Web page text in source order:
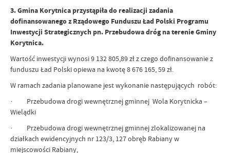
3. Gmina Korytnica przystąpiła do realizacji zadania
dofinansowanego z Rządowego Funduszu Ład Polski Programu
Inwestycji Strategicznych pn. Przebudowa dróg na terenie Gminy
Korytnica.
Wartość inwestycji wynosi 9 132 805,89 zł z czego dofinansowanie z
funduszu Ład Polski opiewa na kwotę 8 676 165, 59 zł.
W ramach zadania planowane jest wykonanie następujących robót:
· Przebudowa drogi wewnętrznej gminnej Wola Korytnicka –
Wielądki
· Przebudowa drogi wewnętrznej gminnej zlokalizowanej na
działkach ewidencyjnych nr 123/3, 127 obręb Rabiany w
miejscowości Rabiany,